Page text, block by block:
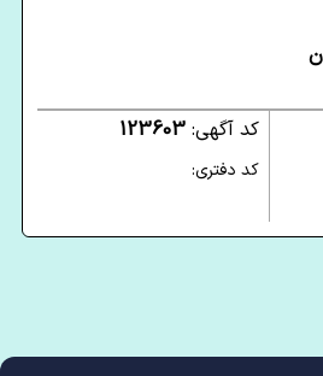
کد آگهی: 123603
کد دفتری: